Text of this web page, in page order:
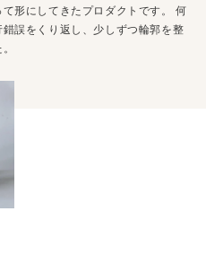
形にしてきたプロダクトです。 何
誤をくり返し、少しずつ輪郭を整